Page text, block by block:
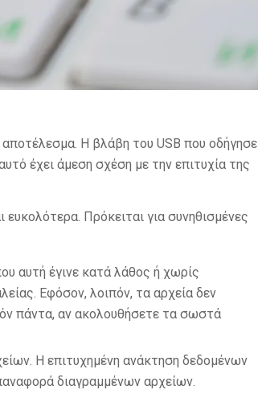
αποτέλεσμα. Η βλάβη του USB που οδήγησε
έχει άμεση σχέση με την επιτυχία της
Πρόκειται για συνηθισμένες
αυτή έγινε κατά λάθος ή χωρίς
Εφόσον, λοιπόν, τα αρχεία δεν
πάντα, αν ακολουθήσετε τα σωστά
Η επιτυχημένη ανάκτηση δεδομένων
διαγραμμένων αρχείων.